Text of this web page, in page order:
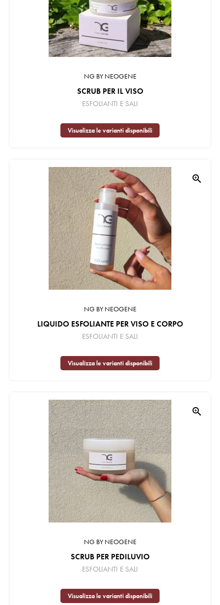
NG BY NEOGENE
SCRUB PER IL VISO
ESFOLIANTI E SALI
Visualizza le varianti disponibili
zoom_in
NG BY NEOGENE
LIQUIDO ESFOLIANTE PER VISO E CORPO
ESFOLIANTI E SALI
Visualizza le varianti disponibili
zoom_in
NG BY NEOGENE
SCRUB PER PEDILUVIO
ESFOLIANTI E SALI
Visualizza le varianti disponibili